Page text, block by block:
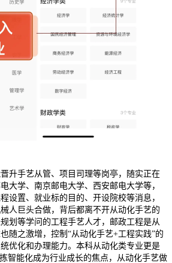
升手艺从管、项目司理等岗亭，随实正在
大学、南京邮电大学、西安邮电大学等，
设置、就业标的目的、开设院校等消息，
人巨头合做，背后都离不开从动化手艺的
划等学问的工程手艺人才，邮政工程是从
随之激增，控制“从动化手艺+工程实践”的
优化和办理能力。本科从动化类专业更是
智能化成为行业成长的焦点，从动化手艺做